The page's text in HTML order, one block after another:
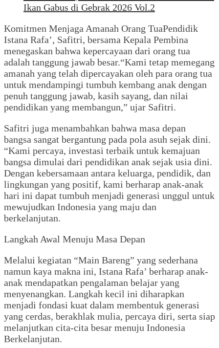
Ikan Gabus di Gebrak 2026 Vol.2
Komitmen Menjaga Amanah Orang TuaPendidik
Istana Rafa’, Safitri, bersama Kepala Pembina
menegaskan bahwa kepercayaan dari orang tua
adalah tanggung jawab besar.“Kami tetap memegang
amanah yang telah dipercayakan oleh para orang tua
untuk mendampingi tumbuh kembang anak dengan
penuh tanggung jawab, kasih sayang, dan nilai
pendidikan yang membangun,” ujar Safitri.
Safitri juga menambahkan bahwa masa depan
bangsa sangat bergantung pada pola asuh sejak dini.
“Kami percaya, investasi terbaik untuk kemajuan
bangsa dimulai dari pendidikan anak sejak usia dini.
Dengan kebersamaan antara keluarga, pendidik, dan
lingkungan yang positif, kami berharap anak-anak
hari ini dapat tumbuh menjadi generasi unggul untuk
mewujudkan Indonesia yang maju dan
berkelanjutan.
Langkah Awal Menuju Masa Depan
Melalui kegiatan “Main Bareng” yang sederhana
namun kaya makna ini, Istana Rafa’ berharap anak-
anak mendapatkan pengalaman belajar yang
menyenangkan. Langkah kecil ini diharapkan
menjadi fondasi kuat dalam membentuk generasi
yang cerdas, berakhlak mulia, percaya diri, serta siap
melanjutkan cita-cita besar menuju Indonesia
Berkelanjutan.